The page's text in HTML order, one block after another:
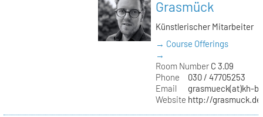
Grasmück
Künstlerischer Mitarbeiter
→ Course Offerings
→
Room NumberC 3.09
Phone
030 / 47705253
Email
grasmueck(at)kh-
Website http://